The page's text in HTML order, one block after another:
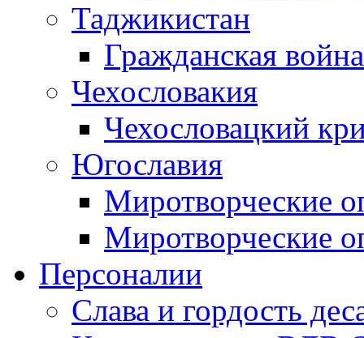
Таджикистан
Гражданская
Чехословакия
Чехословацкий
Югославия
Миротворческие
Миротворческие
Персоналии
Слава и гордость